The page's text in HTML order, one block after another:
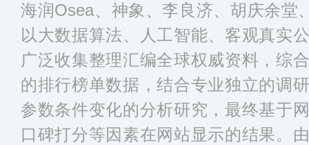
海润Osea、神象、李良济、胡庆余堂
以大数据算法、人工智能、客观真实
广泛收集整理汇编全球权威资料，综
的排行榜单数据，结合专业独立的调
参数条件变化的分析研究，最终基于
口碑打分等因素在网站显示的结果。